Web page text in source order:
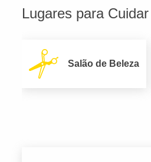
Lugares para
Salão de Beleza